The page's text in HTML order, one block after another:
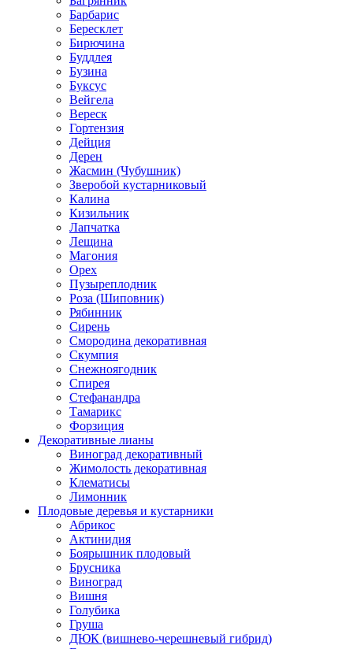
Барбарис
Бересклет
Бирючина
Буддлея
Бузина
Буксус
Вейгела
Вереск
Гортензия
Дейция
Дерен
Жасмин (Чубушник)
Зверобой кустарниковый
Калина
Кизильник
Лапчатка
Лещина
Магония
Орех
Пузыреплодник
Роза (Шиповник)
Рябинник
Сирень
Смородина декоративная
Скумпия
Снежноягодник
Спирея
Стефанандра
Тамарикс
Форзиция
Декоративные лианы
Виноград декоративный
Жимолость декоративная
Клематисы
Лимонник
Плодовые деревья и кустарники
Абрикос
Актинидия
Боярышник плодовый
Брусника
Виноград
Вишня
Голубика
Груша
ДЮК (вишнево-черешневый гибрид)